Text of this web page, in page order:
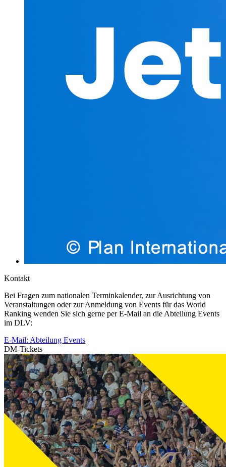
Kontakt
Bei Fragen zum nationalen Terminkalender, zur Ausrichtung von
Veranstaltungen oder zur Anmeldung von Events für das World
Ranking wenden Sie sich gerne per E-Mail an die Abteilung Events
im DLV:
E-Mail: Abteilung Events
DM-Tickets